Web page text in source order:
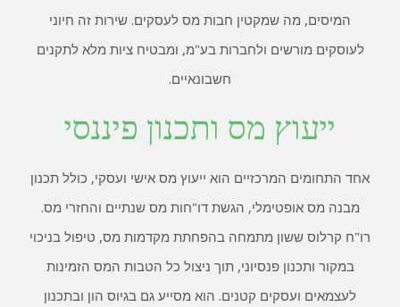
המיסים, מה שמקטין חבות מס לעסקים. שירות זה חיוני
לעוסקים מורשים ולחברות בע"מ, ומבטיח ציות מלא לתקנים
חשבונאיים.
ייעוץ מס ותכנון פיננסי
אחד התחומים המרכזיים הוא ייעוץ מס אישי ועסקי, כולל תכנון
מבנה מס אופטימלי, הגשת דו"חות מס שנתיים והחזרי מס.
רו"ח קרלוס ששון מתמחה בהפחתת מקדמות מס, טיפול בניכוי
במקור ותכנון פנסיוני, תוך ניצול כל הטבות המס הזמינות
לעצמאים ועסקים קטנים. הוא מסייע גם בגיוס הון ובתכנון